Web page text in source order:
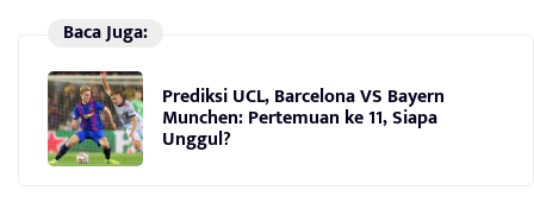
Baca Juga:
Prediksi UCL, Barcelona VS Bayern
Munchen: Pertemuan ke 11, Siapa
Unggul?